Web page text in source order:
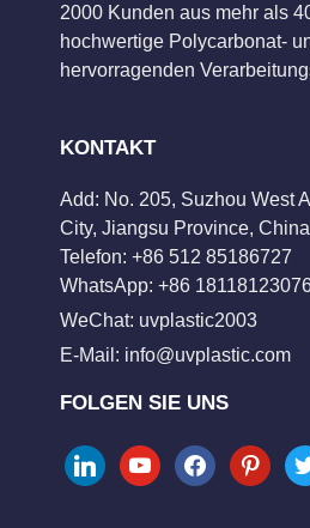
2000 Kunden aus mehr als
hochwertige Polycarbonat-
hervorragenden
KONTAKT
Add: No. 205, Suzhou West
City, Jiangsu Province,
Telefon: +86 512 85186727
WhatsApp: +86
WeChat: uvplastic2003
E-Mail: info@uvplastic.com
FOLGEN SIE UNS
linkedinyoutubefacebookpinterest